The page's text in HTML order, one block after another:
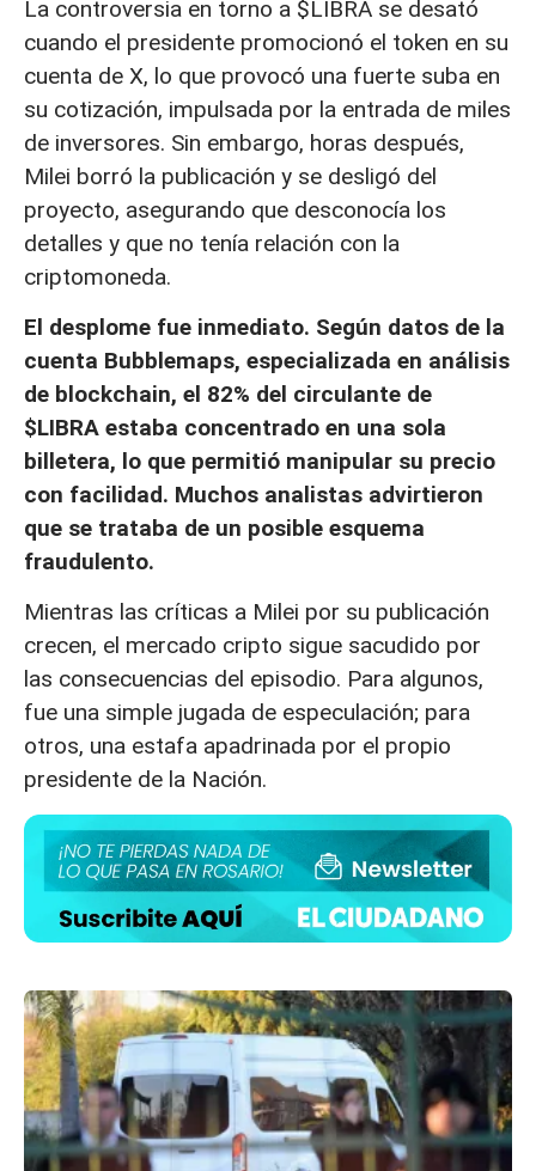
La controversia en torno a $LIBRA se desató
cuando el presidente promocionó el token en su
cuenta de X, lo que provocó una fuerte suba en
su cotización, impulsada por la entrada de miles
de inversores. Sin embargo, horas después,
Milei borró la publicación y se desligó del
proyecto, asegurando que desconocía los
detalles y que no tenía relación con la
criptomoneda.
El desplome fue inmediato. Según datos de la
cuenta Bubblemaps, especializada en análisis
de blockchain, el 82% del circulante de
$LIBRA estaba concentrado en una sola
billetera, lo que permitió manipular su precio
con facilidad. Muchos analistas advirtieron
que se trataba de un posible esquema
fraudulento.
Mientras las críticas a Milei por su publicación
crecen, el mercado cripto sigue sacudido por
las consecuencias del episodio. Para algunos,
fue una simple jugada de especulación; para
otros, una estafa apadrinada por el propio
presidente de la Nación.